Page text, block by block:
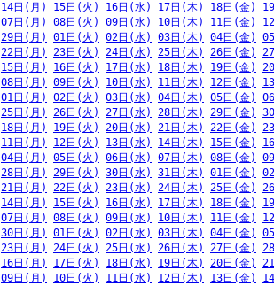
14日(月) 15日(火) 16日(水) 17日(木) 18日(金)
07日(月) 08日(火) 09日(水) 10日(木) 11日(金)
29日(月) 01日(火) 02日(水) 03日(木) 04日(金)
22日(月) 23日(火) 24日(水) 25日(木) 26日(金)
15日(月) 16日(火) 17日(水) 18日(木) 19日(金)
08日(月) 09日(火) 10日(水) 11日(木) 12日(金)
01日(月) 02日(火) 03日(水) 04日(木) 05日(金)
25日(月) 26日(火) 27日(水) 28日(木) 29日(金)
18日(月) 19日(火) 20日(水) 21日(木) 22日(金)
11日(月) 12日(火) 13日(水) 14日(木) 15日(金)
04日(月) 05日(火) 06日(水) 07日(木) 08日(金)
28日(月) 29日(火) 30日(水) 31日(木) 01日(金)
21日(月) 22日(火) 23日(水) 24日(木) 25日(金)
14日(月) 15日(火) 16日(水) 17日(木) 18日(金)
07日(月) 08日(火) 09日(水) 10日(木) 11日(金)
30日(月) 01日(火) 02日(水) 03日(木) 04日(金)
23日(月) 24日(火) 25日(水) 26日(木) 27日(金)
16日(月) 17日(火) 18日(水) 19日(木) 20日(金)
09日(月) 10日(火) 11日(水) 12日(木) 13日(金)